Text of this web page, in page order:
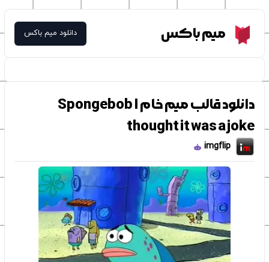
Meme Boxمیم باکس دانلود میم باکس
دانلود قالب میم خام Spongebob I
thought it was a joke
imgflip